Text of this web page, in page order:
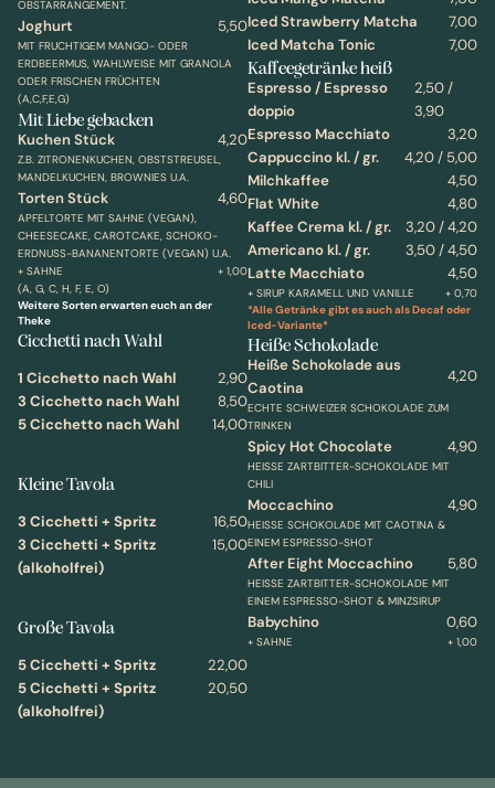
OBSTARRANGEMENT.
Joghurt 5,50
MIT FRUCHTIGEM MANGO- ODER
ERDBEERMUS, WAHLWEISE MIT GRANOLA
ODER FRISCHEN FRÜCHTEN
(A,C,F,E,G)
Mit Liebe gebacken
Kuchen Stück 4,20
Z.B. ZITRONENKUCHEN, OBSTSTREUSEL,
MANDELKUCHEN, BROWNIES U.A.
Torten Stück 4,60
APFELTORTE MIT SAHNE (VEGAN),
CHEESECAKE, CAROTCAKE, SCHOKO-
ERDNUSS-BANANENTORTE (VEGAN) U.A.
+ SAHNE
+ 1,00
(A, G, C, H, F, E, O)
Weitere Sorten erwarten euch an der
Theke
Cicchetti nach Wahl
1 Cicchetto nach Wahl
2,90
3 Cicchetto nach Wahl
8,50
5 Cicchetto nach Wahl
14,00
Kleine Tavola
3 Cicchetti + Spritz
16,50
3 Cicchetti + Spritz
(alkoholfrei)
15,00
Große Tavola
5 Cicchetti + Spritz
22,00
5 Cicchetti + Spritz
(alkoholfrei)
20,50
Iced Strawberry Matcha
7,00
Iced Matcha Tonic
7,00
Kaffeegetränke heiß
Espresso / Espresso
doppio
2,50 /
3,90
Espresso Macchiato
3,20
Cappuccino kl. / gr.
4,20 / 5,00
Milchkaffee
4,50
Flat White
4,80
Kaffee Crema kl. / gr.
3,20 / 4,20
Americano kl. / gr.
3,50 / 4,50
Latte Macchiato
4,50
+ SIRUP KARAMELL UND VANILLE
+ 0,70
*Alle Getränke gibt es auch als Decaf oder
Iced-Variante*
Heiße Schokolade
Heiße Schokolade aus
Caotina
4,20
ECHTE SCHWEIZER SCHOKOLADE ZUM
TRINKEN
Spicy Hot Chocolate 4,90
HEISSE ZARTBITTER-SCHOKOLADE MIT C
HILI
Moccachino 4,90
HEISSE SCHOKOLADE MIT CAOTINA & E
INEM ESPRESSO-SHOT
After Eight Moccachino 5,80
HEISSE ZARTBITTER-SCHOKOLADE MIT E
INEM ESPRESSO-SHOT & MINZSIRUP
Babychino 0,60
+ SAHNE + 1,00